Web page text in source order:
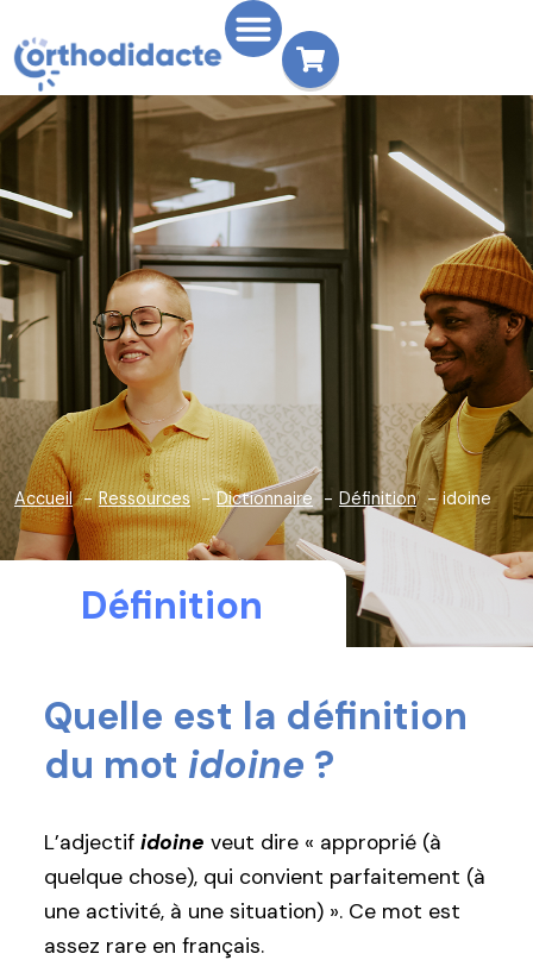
Accueil Ressources Dictionnaire Définition idoine
Définition
Quelle est la définition
du mot idoine ?
L’adjectif idoine veut dire « approprié (à
quelque chose), qui convient parfaitement (à
une activité, à une situation) ». Ce mot est
assez rare en français.